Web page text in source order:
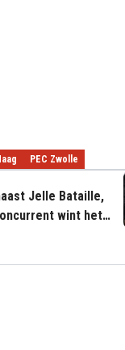
PEC Zwolle
Jelle Bataille,
wint het